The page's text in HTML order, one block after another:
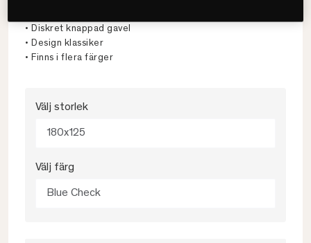
• Diskret knappad gavel
• Design klassiker
• Finns i flera färger
Välj storlek
180x125
Välj färg
Blue Check